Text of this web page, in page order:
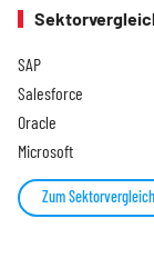
SAP
Salesforce
Oracle
Microsoft
Zum Sektorvergleich